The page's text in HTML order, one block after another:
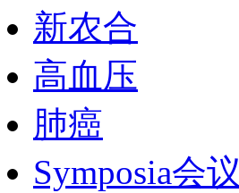
新农合
高血压
肺癌
Symposia会议